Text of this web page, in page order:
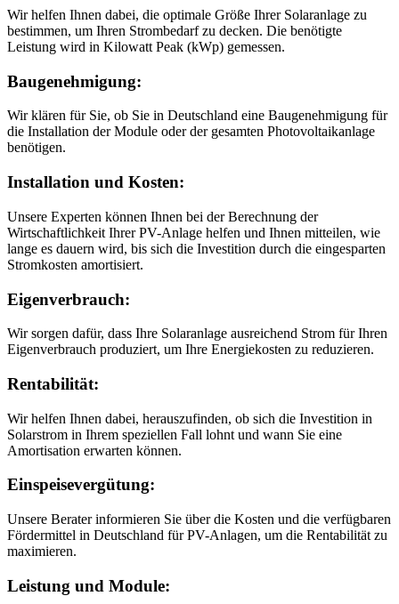
Wir helfen Ihnen dabei, die optimale Größe Ihrer Solaranlage zu
bestimmen, um Ihren Strombedarf zu decken. Die benötigte
Leistung wird in Kilowatt Peak (kWp) gemessen.
Baugenehmigung:
Wir klären für Sie, ob Sie in Deutschland eine Baugenehmigung für
die Installation der Module oder der gesamten Photovoltaikanlage
benötigen.
Installation und Kosten:
Unsere Experten können Ihnen bei der Berechnung der
Wirtschaftlichkeit Ihrer PV-Anlage helfen und Ihnen mitteilen, wie
lange es dauern wird, bis sich die Investition durch die eingesparten
Stromkosten amortisiert.
Eigenverbrauch:
Wir sorgen dafür, dass Ihre Solaranlage ausreichend Strom für Ihren
Eigenverbrauch produziert, um Ihre Energiekosten zu reduzieren.
Rentabilität:
Wir helfen Ihnen dabei, herauszufinden, ob sich die Investition in
Solarstrom in Ihrem speziellen Fall lohnt und wann Sie eine
Amortisation erwarten können.
Einspeisevergütung:
Unsere Berater informieren Sie über die Kosten und die verfügbaren
Fördermittel in Deutschland für PV-Anlagen, um die Rentabilität zu
maximieren.
Leistung und Module: